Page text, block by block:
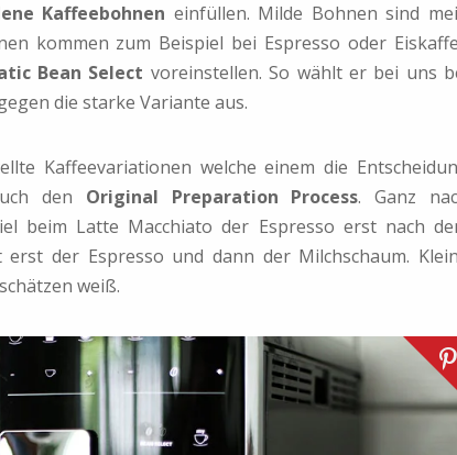
Kaffeebohnen einfüllen. Milde Bohnen sind
kommen zum Beispiel bei Espresso oder
Bean Select voreinstellen. So wählt er bei uns
die starke Variante aus.
Kaffeevariationen welche einem die
den Original Preparation Process. Ganz
beim Latte Macchiato der Espresso erst nach
erst der Espresso und dann der Milchschaum.
weiß.